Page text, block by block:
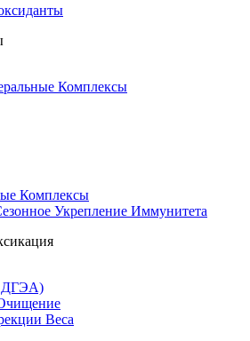
Комплексы
Комплексы
Укрепление Иммунитета
ДГЭА)
Веса